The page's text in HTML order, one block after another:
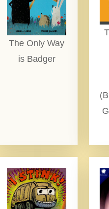
The Only Way
is Badger